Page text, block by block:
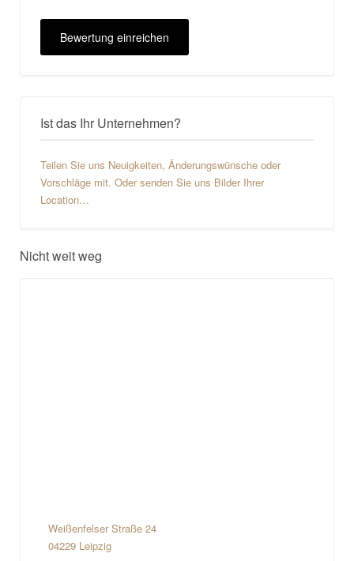
Ist das Ihr Unternehmen?
Teilen Sie uns Neuigkeiten, Änderungswünsche oder
Vorschläge mit. Oder senden Sie uns Bilder Ihrer
Location…
Nicht weit weg
Weißenfelser Straße 24
04229 Leipzig